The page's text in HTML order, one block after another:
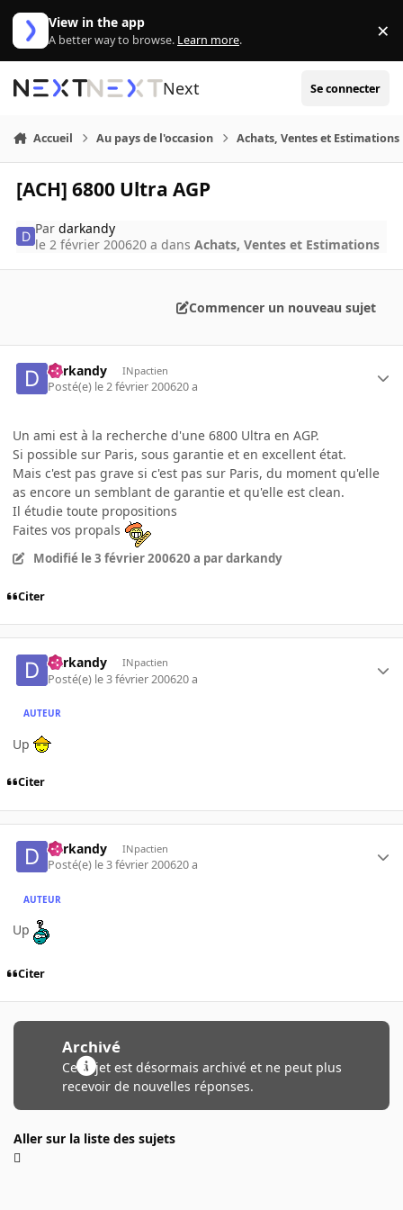
Aller au contenu
View in the app
A better way to browse. Learn more. ×
Next Se connecter
Accueil Au pays de l'occasion Achats, Ventes et Estimations
[ACH] 6800 Ultra AGP
Pardarkandy
le 2 février 200620 a dansAchats, Ventes et Estimations
Commencer un nouveau sujet
darkandy INpactien
Posté(e) le 2 février 200620 a
Un ami est à la recherche d'une 6800 Ultra en AGP.
Si possible sur Paris, sous garantie et en excellent état.
Mais c'est pas grave si c'est pas sur Paris, du moment qu'elle
as encore un semblant de garantie et qu'elle est clean.
Il étudie toute propositions
Faites vos propals
Modifié le 3 février 200620 a par darkandy
Citer
darkandy INpactien
Posté(e) le 3 février 200620 a
AUTEUR
Up
Citer
darkandy INpactien
Posté(e) le 3 février 200620 a
AUTEUR
Up
Citer
Archivé
Ce sujet est désormais archivé et ne peut plus
recevoir de nouvelles réponses.
Aller sur la liste des sujets